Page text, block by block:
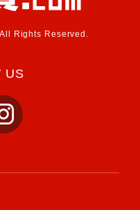
Rights Reserved.
US